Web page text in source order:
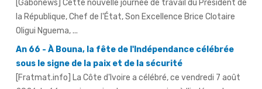
An 66 - À Bouna, la fête de l'Indépendance célébrée
sous le signe de la paix et de la sécurité
2026, le 66e anniversaire de son accession à l'indépendance.